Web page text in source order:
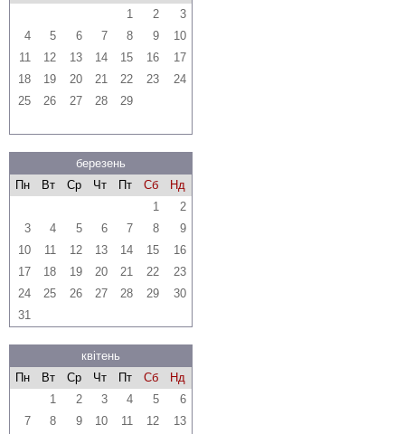
1
2
3
4
5 6 7 8 9
10
11
12 13 14 15 16
17
18
19 20 21 22 23
24
25
26 27 28 29
березень
Пн
Вт Ср Чт Пт Сб
Нд
1
2
3
4 5 6 7 8
9
10
11 12 13 14 15
16
17
18 19 20 21 22
23
24
25 26 27 28 29
30
31
квітень
Пн
Вт Ср Чт Пт Сб
Нд
1
2 3 4 5
6
7
8 9 10 11 12
13